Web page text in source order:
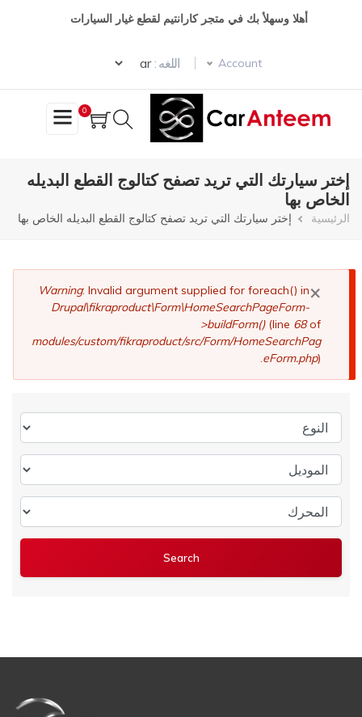
أهلا وسهلأ بك في متجر كارانتيم لقطع غيار السيارات
Account اللغه :
Select your language
0
إختر سيارتك التي تريد تصفح كتالوج القطع البديله
الخاص بها
مسار
الرئيسية إختر سيارتك التي تريد تصفح كتالوج القطع البديله الخاص بها
×
رسالة
الخطأ
Warning: Invalid argument supplied for foreach() in
Drupal\fikraproduct\Form\HomeSearchPageForm-
>buildForm()(line 68of
modules/custom/fikraproduct/src/Form/HomeSearchPag
eForm.php).
النوع
الموديل
المحرك